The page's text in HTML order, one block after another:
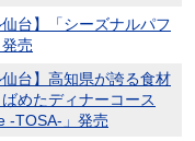
仙台】「シーズナルパフ
売
仙台】高知県が誇る食材
めたディナーコース
-TOSA-」発売